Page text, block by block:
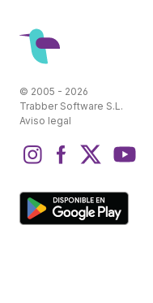
© 2005 - 2026
Trabber Software S.L.
Aviso legal